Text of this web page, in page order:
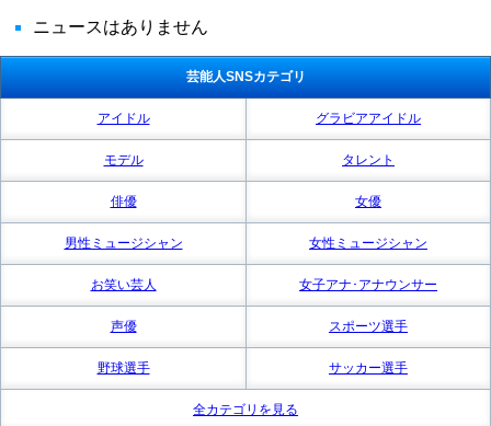
ニュースはありません
芸能人SNSカテゴリ
アイドル グラビアアイドル
モデル タレント
俳優 女優
男性ミュージシャン 女性ミュージシャン
お笑い芸人 女子アナ･アナウンサー
声優 スポーツ選手
野球選手 サッカー選手
全カテゴリを見る